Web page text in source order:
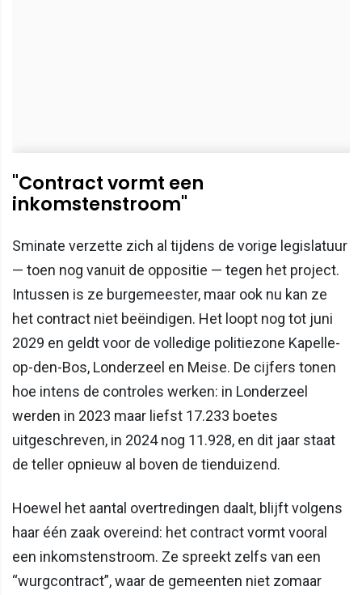
"Contract vormt een
inkomstenstroom"
Sminate verzette zich al tijdens de vorige legislatuur
— toen nog vanuit de oppositie — tegen het project.
Intussen is ze burgemeester, maar ook nu kan ze
het contract niet beëindigen. Het loopt nog tot juni
2029 en geldt voor de volledige politiezone Kapelle-
op-den-Bos, Londerzeel en Meise. De cijfers tonen
hoe intens de controles werken: in Londerzeel
werden in 2023 maar liefst 17.233 boetes
uitgeschreven, in 2024 nog 11.928, en dit jaar staat
de teller opnieuw al boven de tienduizend.
Hoewel het aantal overtredingen daalt, blijft volgens
haar één zaak overeind: het contract vormt vooral
een inkomstenstroom. Ze spreekt zelfs van een
“wurgcontract”, waar de gemeenten niet zomaar